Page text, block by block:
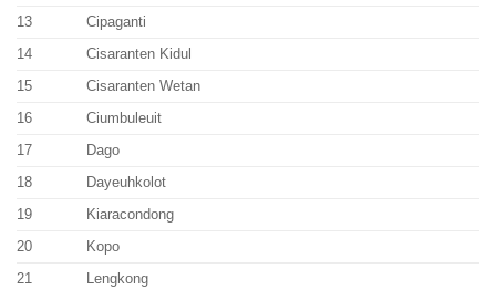
13
Cipaganti
14
Cisaranten Kidul
15
Cisaranten Wetan
16
Ciumbuleuit
17
Dago
18
Dayeuhkolot
19
Kiaracondong
20
Kopo
21
Lengkong